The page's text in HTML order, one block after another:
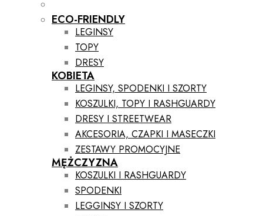
ECO-FRIENDLY
LEGINSY
TOPY
DRESY
KOBIETA
LEGINSY, SPODENKI I SZORTY
KOSZULKI, TOPY I RASHGUARDY
DRESY I STREETWEAR
AKCESORIA, CZAPKI I MASECZKI
ZESTAWY PROMOCYJNE
MĘŻCZYZNA
KOSZULKI I RASHGUARDY
SPODENKI
LEGGINSY I SZORTY